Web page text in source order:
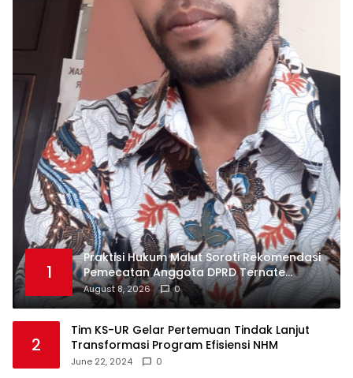
1
Praktisi Hukum Malut Soroti Rekomendasi
Pemecatan Anggota DPRD Ternate
Nurjaya Hi Ibrahim
August 8, 2026 0
2
Tim KS-UR Gelar Pertemuan Tindak Lanjut
Transformasi Program Efisiensi NHM
June 22, 2024 0